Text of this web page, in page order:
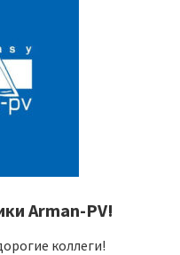
Arman-PV!
коллеги!